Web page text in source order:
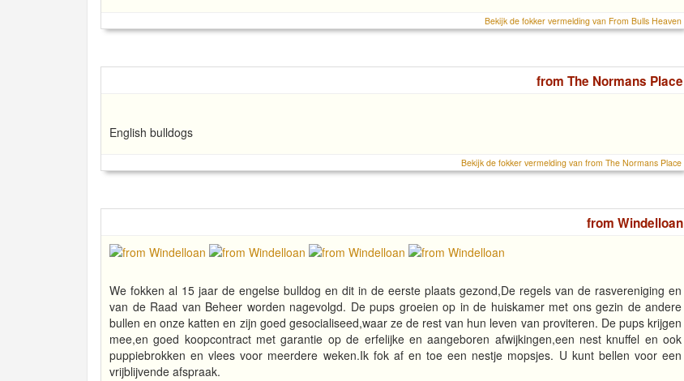
Bekijk de fokker vermelding van From Bulls Heaven
from The Normans Place
English bulldogs
Bekijk de fokker vermelding van from The Normans Place
from Windelloan
We fokken al 15 jaar de engelse bulldog en dit in de eerste plaats gezond,De regels van de rasvereniging en
van de Raad van Beheer worden nagevolgd. De pups groeien op in de huiskamer met ons gezin de andere
bullen en onze katten en zijn goed gesocialiseed,waar ze de rest van hun leven van proviteren. De pups krijgen
mee,en goed koopcontract met garantie op de erfelijke en aangeboren afwijkingen,een nest knuffel en ook
puppiebrokken en vlees voor meerdere weken.Ik fok af en toe een nestje mopsjes. U kunt bellen voor een
vrijblijvende afspraak.